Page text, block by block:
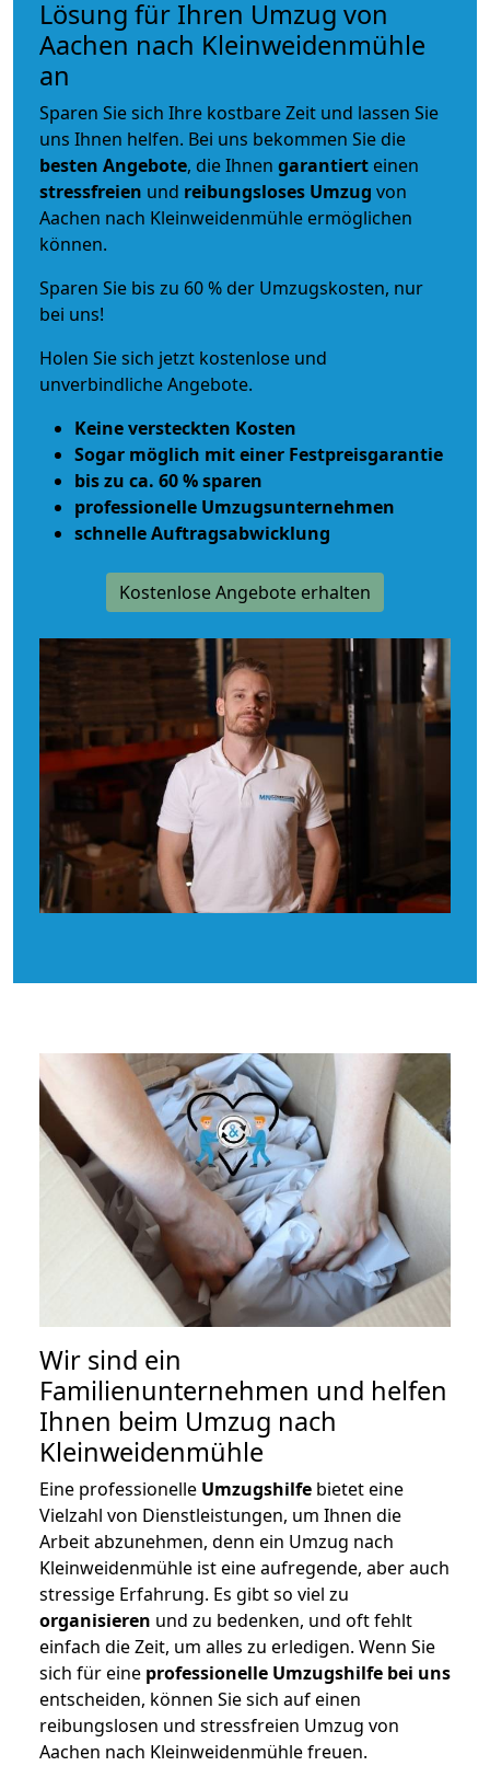
Lösung für Ihren Umzug von
Aachen nach Kleinweidenmühle
an
Sparen Sie sich Ihre kostbare Zeit und lassen Sie
uns Ihnen helfen. Bei uns bekommen Sie die
besten Angebote, die Ihnen garantiert einen
stressfreien und reibungsloses Umzug von
Aachen nach Kleinweidenmühle ermöglichen
können.
Sparen Sie bis zu 60 % der Umzugskosten, nur
bei uns!
Holen Sie sich jetzt kostenlose und
unverbindliche Angebote.
Keine versteckten Kosten
Sogar möglich mit einer Festpreisgarantie
bis zu ca. 60 % sparen
professionelle Umzugsunternehmen
schnelle Auftragsabwicklung
Kostenlose Angebote erhalten
Wir sind ein
Familienunternehmen und helfen
Ihnen beim Umzug nach
Kleinweidenmühle
Eine professionelle Umzugshilfe bietet eine
Vielzahl von Dienstleistungen, um Ihnen die
Arbeit abzunehmen, denn ein Umzug nach
Kleinweidenmühle ist eine aufregende, aber auch
stressige Erfahrung. Es gibt so viel zu
organisieren und zu bedenken, und oft fehlt
einfach die Zeit, um alles zu erledigen. Wenn Sie
sich für eine professionelle Umzugshilfe bei uns
entscheiden, können Sie sich auf einen
reibungslosen und stressfreien Umzug von
Aachen nach Kleinweidenmühle freuen.